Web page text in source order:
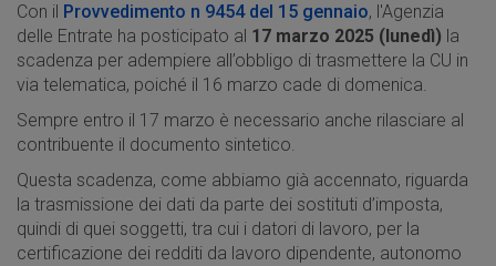
Con il Provvedimento n 9454 del 15 gennaio, l'Agenzia
delle Entrate ha posticipato al 17 marzo 2025 (lunedì) la
scadenza per adempiere all’obbligo di trasmettere la CU in
via telematica, poiché il 16 marzo cade di domenica.
Sempre entro il 17 marzo è necessario anche rilasciare al
contribuente il documento sintetico.
Questa scadenza, come abbiamo già accennato, riguarda
la trasmissione dei dati da parte dei sostituti d’imposta,
quindi di quei soggetti, tra cui i datori di lavoro, per la
certificazione dei redditi da lavoro dipendente, autonomo